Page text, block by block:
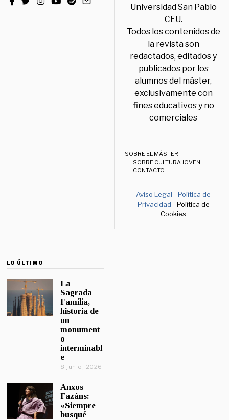
Universidad San Pablo
CEU.
Todos los contenidos de
la revista son
redactados, editados y
publicados por los
alumnos del máster,
exclusivamente con
fines educativos y no
comerciales
SOBRE EL MÁSTER
SOBRE CULTURA JOVEN
CONTACTO
Aviso Legal -Política de
Privacidad - Política de
Cookies
LO ÚLTIMO
La
Sagrada
Familia,
historia de
un
monument
o
interminabl
e
8 junio, 2026
Anxos
Fazáns:
«Siempre
busqué